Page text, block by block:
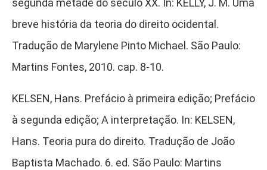
segunda metade do século XX. In: KELLY, J. M. Uma
breve história da teoria do direito ocidental.
Tradução de Marylene Pinto Michael. São Paulo:
Martins Fontes, 2010. cap. 8-10.
KELSEN, Hans. Prefácio à primeira edição; Prefácio
à segunda edição; A interpretação. In: KELSEN,
Hans. Teoria pura do direito. Tradução de João
Baptista Machado. 6. ed. São Paulo: Martins